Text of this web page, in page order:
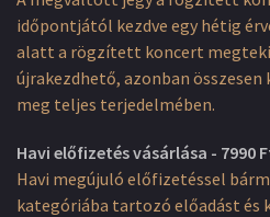
időpontjától kezdve egy hétig
alatt a rögzített koncert
újrakezdhető, azonban
meg teljes terjedelmében.
Havi előfizetés vásárlása - 7990
Havi megújuló előfizetéssel
kategóriába tartozó előadást